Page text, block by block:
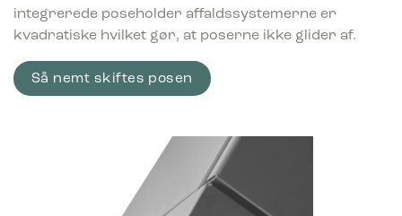
integrerede poseholder affaldssystemerne er
kvadratiske hvilket gør, at poserne ikke glider af.
Så nemt skiftes posen